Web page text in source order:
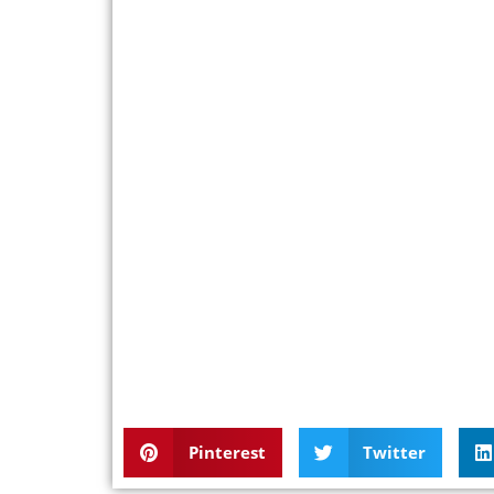
Pinterest Twitter